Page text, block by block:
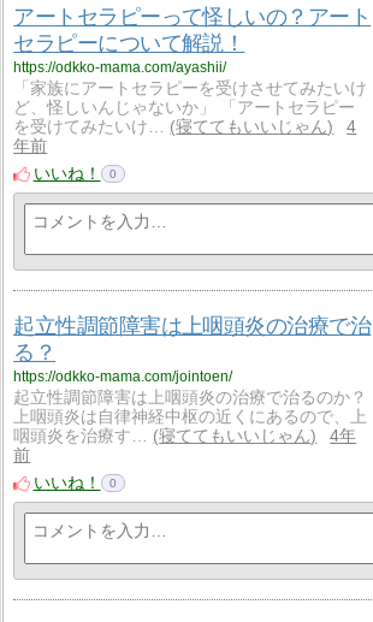
アートセラピーって怪しいの？アート
セラピーについて解説！
https://odkko-mama.com/ayashii/
「家族にアートセラピーを受けさせてみたいけ
ど、怪しいんじゃないか」 「アートセラピー
を受けてみたいけ…
寝ててもいいじゃん
4
年前
いいね！
0
起立性調節障害は上咽頭炎の治療で治
る？
https://odkko-mama.com/jointoen/
起立性調節障害は上咽頭炎の治療で治るのか？
上咽頭炎は自律神経中枢の近くにあるので、上
咽頭炎を治療す…
寝ててもいいじゃん
4年
前
いいね！
0